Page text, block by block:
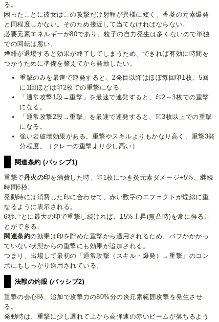
る。
困ったことに彼女はこの攻撃だけ射程が異様に短く、香菱の元素爆発
と同程度しかない。そのため接近して当てなければならない。
必要元素エネルギーが80であり、粒子の自力発生は多くないので単独
での回転は悪い。
煙緋が退場すると効果が終了してしまうため、できれば有効に時間を
つかうために準備を整えてから発動したい。
重撃のみを最速で連発すると、2発目以降はほぼ毎回印1枚、5回
に1回ほどは印2枚での重撃になる。
「通常攻撃1段→重撃」を最速で連発すると、印2～3枚での重撃
になる。
「通常攻撃2段→重撃」を最速で連発すると、印3枚以上での重撃
になる。
強い岩破壊効果がある。重撃やスキルよりもかなり高く、重撃3発
分程度。（クレーの重撃より少し高い）
関連条約 (パッシブ1)
重撃で丹火の印を消費した時、印1枚につき炎元素ダメージ+5%、継続
時間6秒。
発動時には消費した印に合わせて、赤い数字のエフェクトが煙緋に重
なるように表示される。
6秒ごとに最大の印で重撃し続ければ、15%上昇(無凸時)を常に得るこ
とができる。
関連条約の効果は印を貯めた重撃から適用されるため、バフがかかっ
ていない状態からの重撃にも効果が追加される。
つまり、出場して最初の「通常攻撃（スキル・爆発）→重撃」のコン
ボにもしっかり適用されている。
法獣の灼眼 (パッシブ2)
重撃の会心時、追加で攻撃力の80%分の炎元素範囲攻撃を発生させ
る。
発動時は、重撃に少し遅れて上から高弾速の赤いビームが落ちるよう